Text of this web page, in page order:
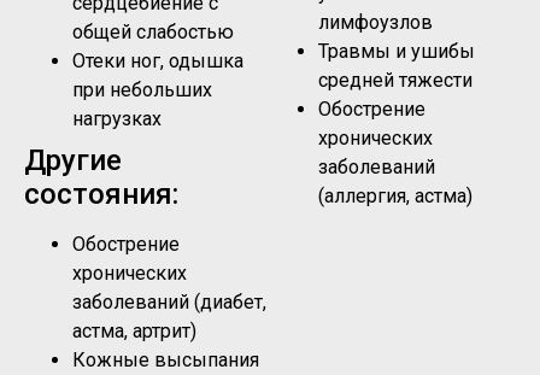
общей слабостью
Отеки ног, одышка
при небольших
нагрузках
Другие
состояния:
Обострение
хронических
заболеваний (диабет,
астма, артрит)
Кожные высыпания
лимфоузлов
Травмы и ушибы
средней тяжести
Обострение
хронических
заболеваний
(аллергия, астма)